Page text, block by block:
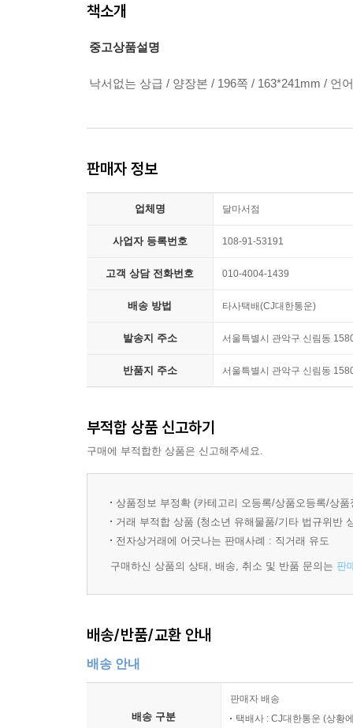
책소개
중고상품설명
낙서없는 상급 / 양장본 / 196쪽 / 163*241mm / 언
판매자 정보
업체명 달마서점
사업자 등록번호 108-91-53191
고객 상담 전화번호 010-4004-1439
배송 방법 타사택배(CJ대한통운)
발송지 주소 서울특별시 관악구 신림동
반품지 주소 서울특별시 관악구 신림동
부적합 상품 신고하기
구매에 부적합한 상품은 신고해주세요.
상품정보 부정확 (카테고리 오등록/상품오등록/상
거래 부적합 상품 (청소년 유해물품/기타 법규위반
전자상거래에 어긋나는 판매사례 : 직거래 유도
구매하신 상품의 상태, 배송, 취소 및 반품 문의는 판
배송/반품/교환 안내
배송 안내
배송 구분
판매자 배송
택배사 : CJ대한통운 (상황